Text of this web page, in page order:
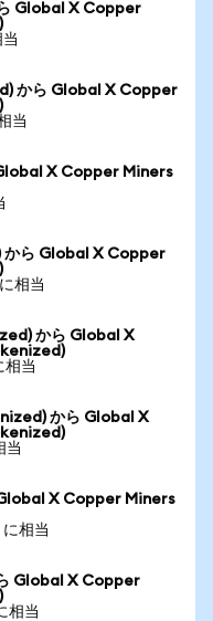
Global X Copper
から Global X Copper
当
X Copper Miners
ら Global X Copper
相当
から Global X
相当
から Global X
当
X Copper Miners
相当
Global X Copper
相当